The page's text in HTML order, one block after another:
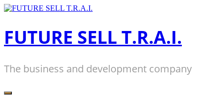
Zum
FUTURE SELL T.R.A.I.
The business and development company